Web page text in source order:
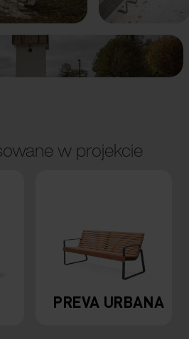
w projekcie
PREVA URBANA